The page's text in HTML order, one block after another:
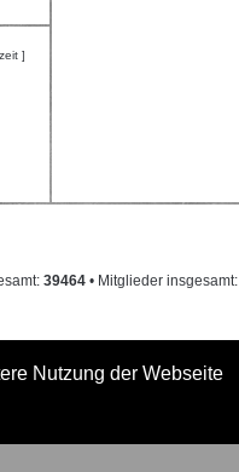
Nutzung der Webseite
]
39464 • Mitglieder insgesamt: